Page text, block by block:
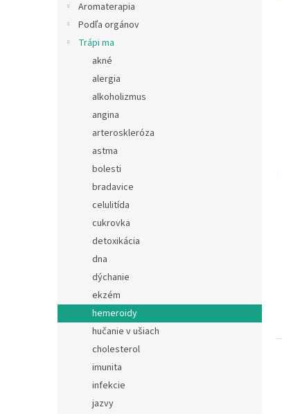
Aromaterapia
Podľa orgánov
Trápi ma
akné
alergia
alkoholizmus
angina
arteroskleróza
astma
bolesti
bradavice
celulitída
cukrovka
detoxikácia
dna
dýchanie
ekzém
hemeroidy
hučanie v ušiach
cholesterol
imunita
infekcie
jazvy